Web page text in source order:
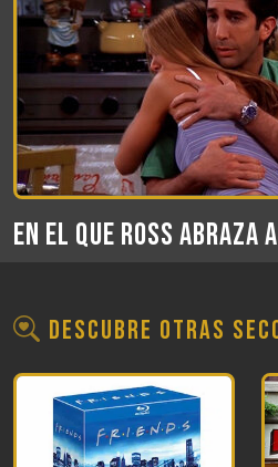
En el que Ross abraza
Descubre otras